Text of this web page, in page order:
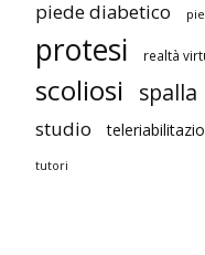
piede diabetico
protesi realtà
scoliosi spalla
studio
tutori